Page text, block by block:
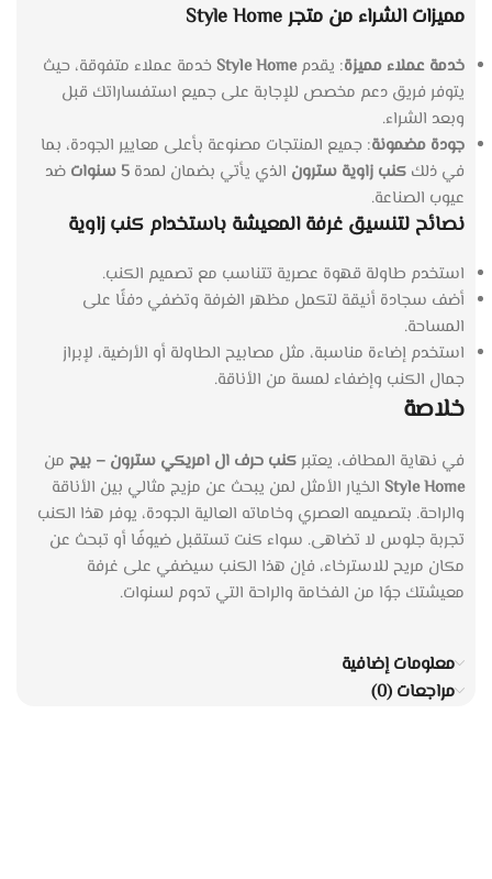
مميزات الشراء من متجر Style Home
خدمة عملاء مميزة: يقدمStyle Homeخدمة عملاء متفوقة، حيث
يتوفر فريق دعم مخصص للإجابة على جميع استفساراتك قبل
وبعد الشراء.
جودة مضمونة: جميع المنتجات مصنوعة بأعلى معايير الجودة، بما
في ذلك كنب زاوية سترون الذي يأتي بضمان لمدة 5 سنوات
ضد
عيوب الصناعة.
نصائح لتنسيق غرفة المعيشة باستخدام كنب زاوية
استخدم طاولة قهوة عصرية تتناسب مع تصميم الكنب.
أضف سجادة أنيقة لتكمل مظهر الغرفة وتضفي دفئًا على
المساحة.
استخدم إضاءة مناسبة، مثل مصابيح الطاولة أو الأرضية، لإبراز
جمال الكنب وإضفاء لمسة من الأناقة.
خلاصة
في نهاية المطاف، يعتبر كنب حرف ال امريكي سترون – بيج من
Style Home الخيار الأمثل لمن يبحث عن مزيج مثالي بين الأناقة
والراحة. بتصميمه العصري وخاماته العالية الجودة، يوفر هذا الكنب
تجربة جلوس لا تضاهى. سواء كنت تستقبل ضيوفًا أو تبحث عن
مكان مريح للاسترخاء، فإن هذا الكنب سيضفي على غرفة
معيشتك جوًا من الفخامة والراحة التي تدوم لسنوات.
معلومات إضافية
مراجعات (0)